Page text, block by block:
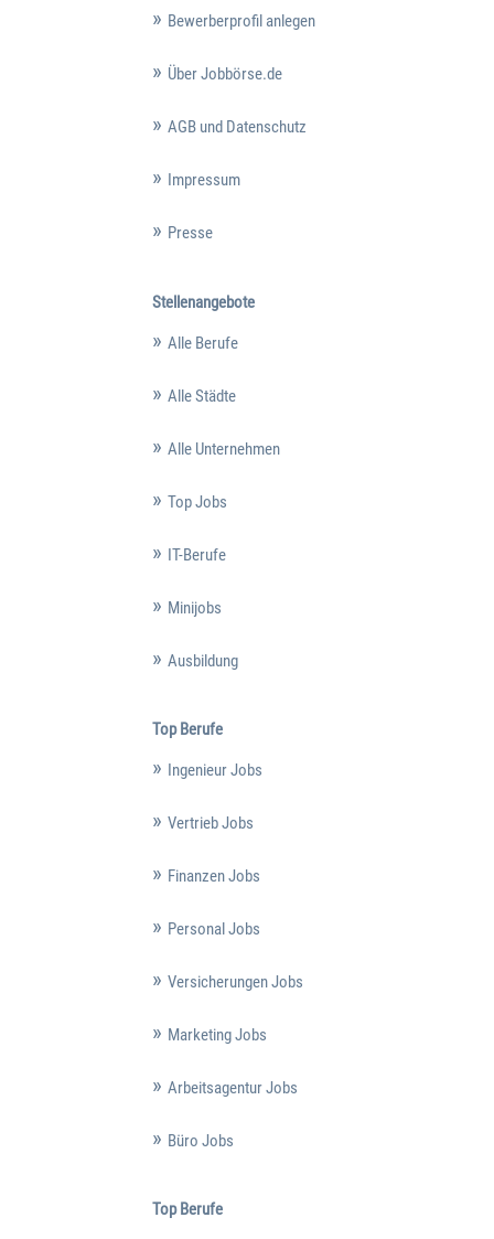
Bewerberprofil anlegen
Über Jobbörse.de
AGB und Datenschutz
Impressum
Presse
Stellenangebote
Alle Berufe
Alle Städte
Alle Unternehmen
Top Jobs
IT-Berufe
Minijobs
Ausbildung
Top Berufe
Ingenieur Jobs
Vertrieb Jobs
Finanzen Jobs
Personal Jobs
Versicherungen Jobs
Marketing Jobs
Arbeitsagentur Jobs
Büro Jobs
Top Berufe